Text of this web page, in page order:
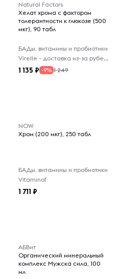
Natural Factors
Хелат хрома с фактором
толерантности к глюкозе (500
мкг), 90 табл
БАДы, витамины и пробиотики
Virelle - доставка из-за рубежа
1 135 -9% 1 249
NOW
Хром (200 мкг), 250 табл
БАДы, витамины и пробиотики
Vitaminof
1 711
АБВит
Органический минеральный
комплекс Мужска сила, 100
мл